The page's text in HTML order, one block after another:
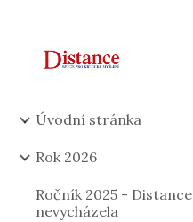
Úvodní stránka
Rok 2026
Ročník 2025 - Distance
nevycházela